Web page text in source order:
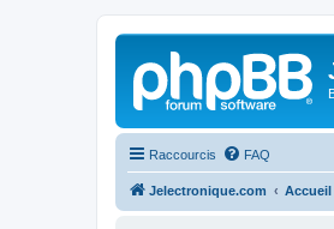
Raccourcis FAQ
Jelectronique.com